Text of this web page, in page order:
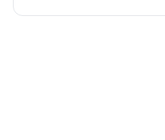
einfachere oder falsche